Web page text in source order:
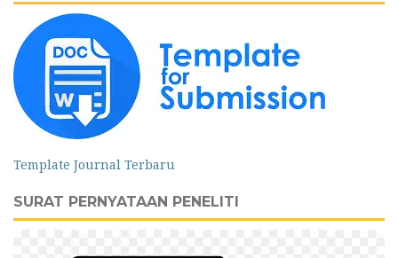
Template Journal Terbaru
SURAT PERNYATAAN PENELITI